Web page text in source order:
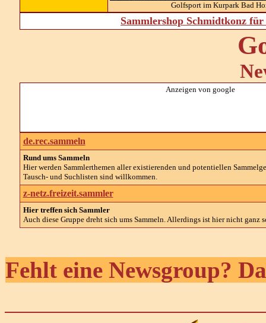
Golfsport im Kurpark Bad
Sammlershop Schmidtkonz
Anzeigen von google
de.rec.sammeln
Rund ums Sammeln
Hier werden Sammlerthemen aller existierenden und potentiellen
Tausch- und Suchlisten sind willkommen.
z-netz.freizeit.sammler
Hier treffen sich Sammler
Auch diese Gruppe dreht sich ums Sammeln. Allerdings ist hier nicht ganz
Fehlt eine Newsgroup?